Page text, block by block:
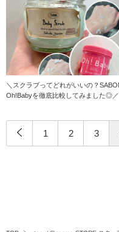
＼スクラブってどれがいいの？
Oh!Babyを徹底比較してみました◎／ ボ
1 2 3